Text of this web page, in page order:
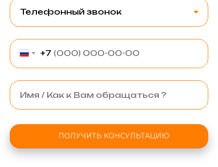
+7
ПОЛУЧИТЬ КОНСУЛЬТАЦИЮ